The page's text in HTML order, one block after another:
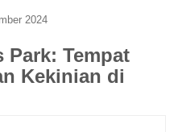
2024
Tempat
Kekinian di